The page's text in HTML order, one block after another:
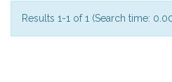
Results 1-1 of 1 (Search time: